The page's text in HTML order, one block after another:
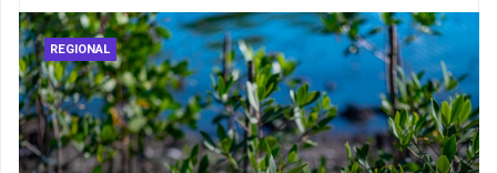
REGIONAL